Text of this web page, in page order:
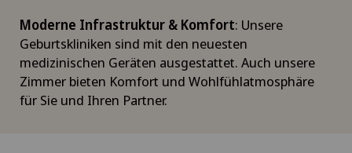
Moderne Infrastruktur & Komfort: Unsere
Geburtskliniken sind mit den neuesten
medizinischen Geräten ausgestattet. Auch unsere
Zimmer bieten Komfort und Wohlfühlatmosphäre
für Sie und Ihren Partner.